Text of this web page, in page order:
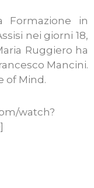
in
nei giorni 18,
Ruggiero ha
Mancini.
of Mind.
watch?